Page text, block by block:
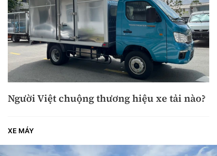
Người Việt chuộng thương hiệu xe tải nào?
XE MÁY